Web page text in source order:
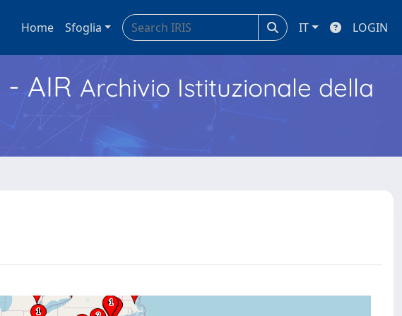
Home Sfoglia IT LOGIN
- AIR Archivio Istituzionale della